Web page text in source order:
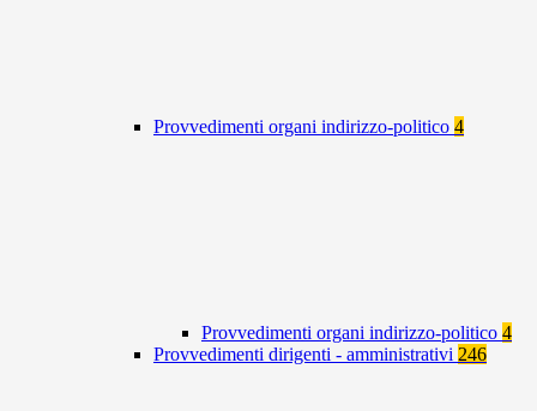
Provvedimenti organi indirizzo-politico 4
Provvedimenti organi indirizzo-politico 4
Provvedimenti dirigenti - amministrativi 246